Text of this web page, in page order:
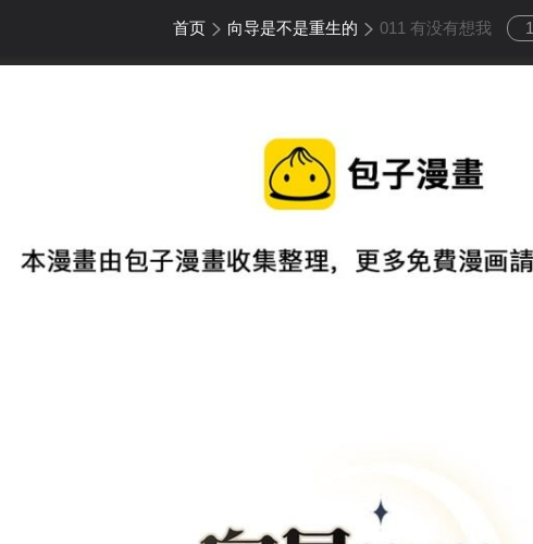
首页 向导是不是重生的 011 有没有想我 1